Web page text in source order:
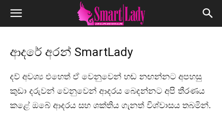
ආදරේ අරන් SmartLady
දව් අවශ්‍ය එහෙත් ඒ වෙනුවෙන් හඬ නඟන්නට අපහසු
කුඩා දරුවන් වෙනුවෙන් ආදරය බෙදන්නට අපි තීරණය
කළේ ඔබේ ආදරය සහ ශක්තිය ගැනත් විශ්වාසය තබමින්.